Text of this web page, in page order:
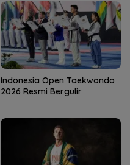
Indonesia Open Taekwondo
2026 Resmi Bergulir